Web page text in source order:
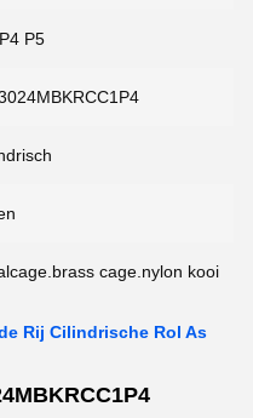
P5
cage.nylon kooi
Rij Cilindrische Rol As